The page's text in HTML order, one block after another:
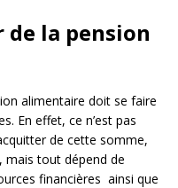
de la pension
alimentaire doit se faire
En effet, ce n’est pas
de cette somme,
mais tout dépend de
financières ainsi que